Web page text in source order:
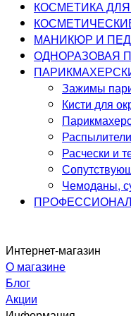
КОСМЕТИКА
МАНИКЮР И
ОДНОРАЗОВАЯ
Зажимы
Кисти для
Расчески и
Чемоданы,
Интернет-магазин
О магазине
Блог
Акции